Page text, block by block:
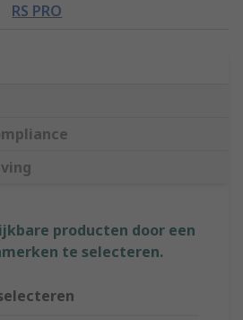
RS PRO
producten door een
te selecteren.